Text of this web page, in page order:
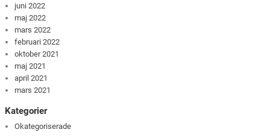
juni 2022
maj 2022
mars 2022
februari 2022
oktober 2021
maj 2021
april 2021
mars 2021
Kategorier
Okategoriserade